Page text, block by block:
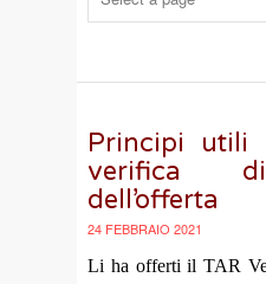
Principi utili
verifica
dell’offerta
24 FEBBRAIO 2021
Li ha offerti il TAR